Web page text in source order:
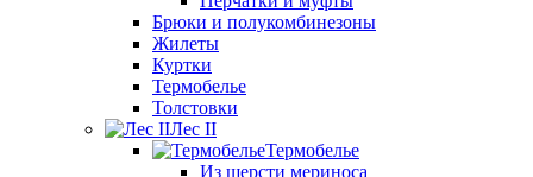
Брюки и полукомбинезоны
Жилеты
Куртки
Термобелье
Толстовки
Лес II
Термобелье
Из шерсти мериноса